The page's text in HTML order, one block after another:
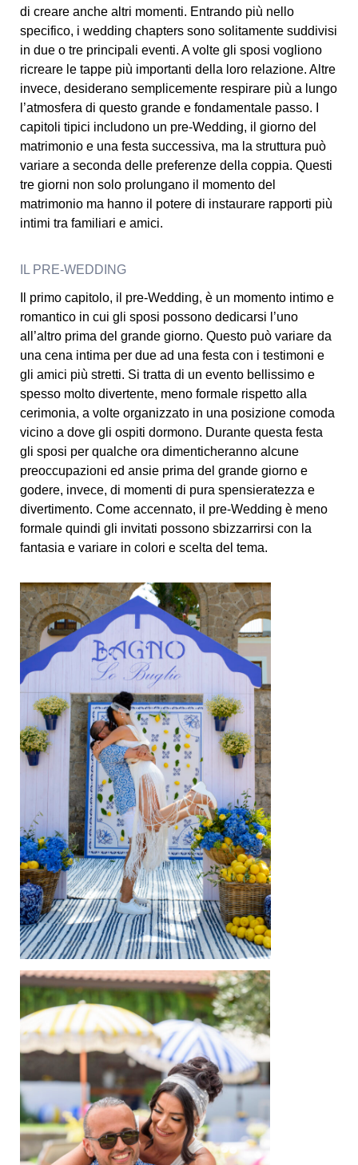
di creare anche altri momenti. Entrando più nello
specifico, i wedding chapters sono solitamente suddivisi
in due o tre principali eventi. A volte gli sposi vogliono
ricreare le tappe più importanti della loro relazione. Altre
invece, desiderano semplicemente respirare più a lungo
l’atmosfera di questo grande e fondamentale passo. I
capitoli tipici includono un pre-Wedding, il giorno del
matrimonio e una festa successiva, ma la struttura può
variare a seconda delle preferenze della coppia. Questi
tre giorni non solo prolungano il momento del
matrimonio ma hanno il potere di instaurare rapporti più
intimi tra familiari e amici.
IL PRE-WEDDING
Il primo capitolo, il pre-Wedding, è un momento intimo e
romantico in cui gli sposi possono dedicarsi l’uno
all’altro prima del grande giorno. Questo può variare da
una cena intima per due ad una festa con i testimoni e
gli amici più stretti. Si tratta di un evento bellissimo e
spesso molto divertente, meno formale rispetto alla
cerimonia, a volte organizzato in una posizione comoda
vicino a dove gli ospiti dormono. Durante questa festa
gli sposi per qualche ora dimenticheranno alcune
preoccupazioni ed ansie prima del grande giorno e
godere, invece, di momenti di pura spensieratezza e
divertimento. Come accennato, il pre-Wedding è meno
formale quindi gli invitati possono sbizzarrirsi con la
fantasia e variare in colori e scelta del tema.